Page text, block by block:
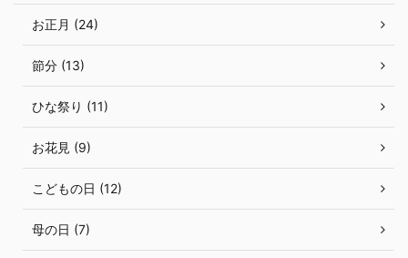
お正月 (24)
節分 (13)
ひな祭り (11)
お花見 (9)
こどもの日 (12)
母の日 (7)